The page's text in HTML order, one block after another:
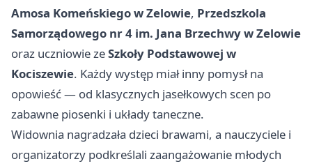
Amosa Komeńskiego w Zelowie, Przedszkola
Samorządowego nr 4 im. Jana Brzechwy w Zelowie
oraz uczniowie zeSzkoły Podstawowej w
Kociszewie. Każdy występ miał inny pomysł na
opowieść — od klasycznych jasełkowych scen po
zabawne piosenki i układy taneczne.
Widownia nagradzała dzieci brawami, a nauczyciele i
organizatorzy podkreślali zaangażowanie młodych